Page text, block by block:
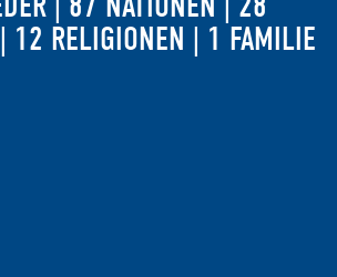
12 RELIGIONEN | 1 FAMILIE